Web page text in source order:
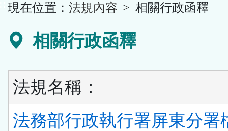
區
現在位置： 法規內容 相關行政函釋
相關行政函釋
法規名稱：
法務部行政執行署屏東分署